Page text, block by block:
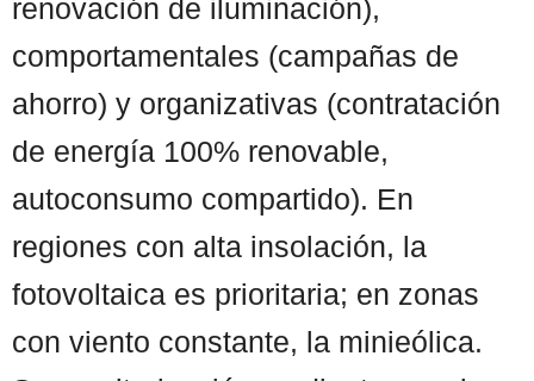
renovación de iluminación),
comportamentales (campañas de
ahorro) y organizativas (contratación
de energía 100% renovable,
autoconsumo compartido). En
regiones con alta insolación, la
fotovoltaica es prioritaria; en zonas
con viento constante, la minieólica.